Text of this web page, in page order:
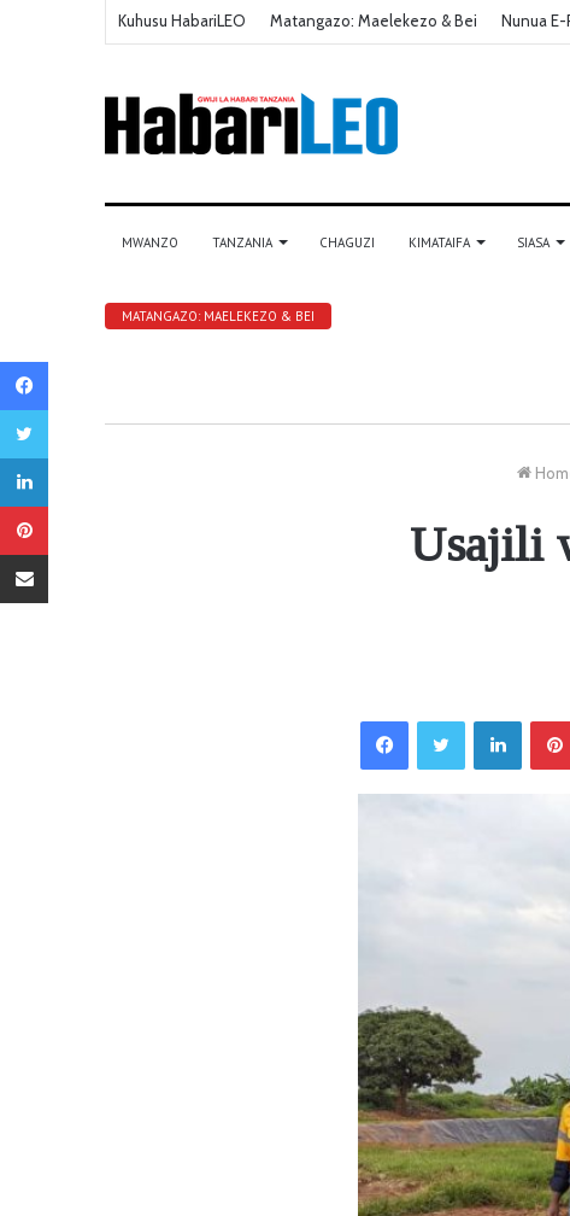
Kuhusu HabariLEO Matangazo: Maelekezo & Bei Nunua
MWANZO TANZANIA CHAGUZI KIMATAIFA SIASA
MATANGAZO: MAELEKEZO & BEI
Usajili
LinkedIn